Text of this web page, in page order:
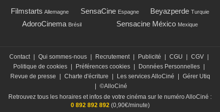
Filmstarts Allemagne SensaCine Espagne Beyazperde Turquie
AdoroCinema Brésil Sensacine México Mexique
Contact Qui sommes-nous Recrutement Publicité CGU CGV
Politique de cookies
Préférences cookies Données Personnelles
Revue de presse
Charte d'écriture Les services AlloCiné
Gérer Utiq
©AlloCiné
Retrouvez tous les horaires et infos de votre cinéma sur le numéro AlloCiné :
0 892 892 892(0,90€/minute)